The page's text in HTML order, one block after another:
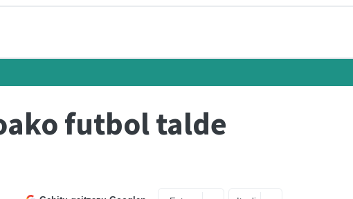
futbol talde